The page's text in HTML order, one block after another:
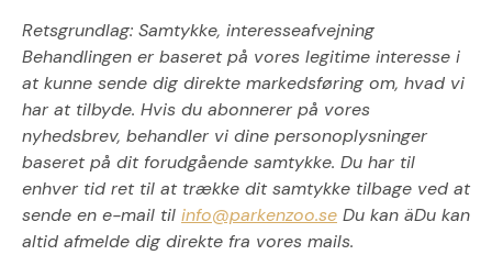
Retsgrundlag: Samtykke, interesseafvejning
Behandlingen er baseret på vores legitime interesse i
at kunne sende dig direkte markedsføring om, hvad vi
har at tilbyde. Hvis du abonnerer på vores
nyhedsbrev, behandler vi dine personoplysninger
baseret på dit forudgående samtykke. Du har til
enhver tid ret til at trække dit samtykke tilbage ved at
sende en e-mail til info@parkenzoo.se Du kan äDu kan
altid afmelde dig direkte fra vores mails.